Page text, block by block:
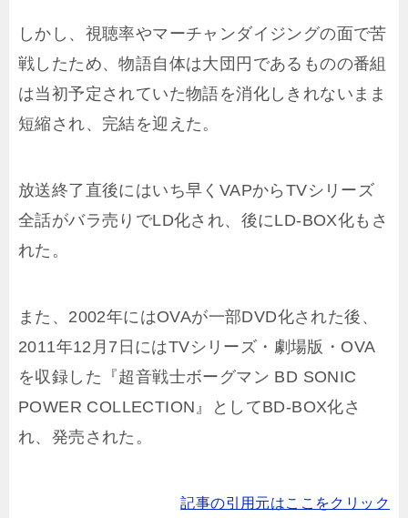
しかし、視聴率やマーチャンダイジングの面で苦
戦したため、物語自体は大団円であるものの番組
は当初予定されていた物語を消化しきれないまま
短縮され、完結を迎えた。
放送終了直後にはいち早くVAPからTVシリーズ
全話がバラ売りでLD化され、後にLD-BOX化もさ
れた。
また、2002年にはOVAが一部DVD化された後、
2011年12月7日にはTVシリーズ・劇場版・OVA
を収録した『超音戦士ボーグマン BD SONIC
POWER COLLECTION』としてBD-BOX化さ
れ、発売された。
記事の引用元はここをクリック